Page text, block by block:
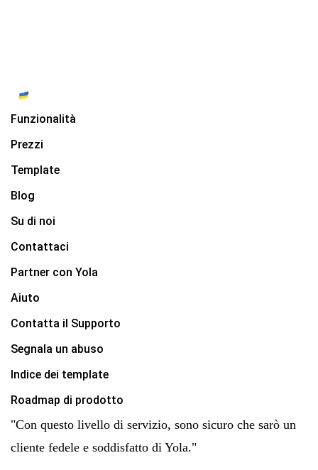
Funzionalità
Prezzi
Template
Blog
Su di noi
Contattaci
Partner con Yola
Aiuto
Contatta il Supporto
Segnala un abuso
Indice dei template
Roadmap di prodotto
"Con questo livello di servizio, sono sicuro che sarò un
cliente fedele e soddisfatto di Yola."